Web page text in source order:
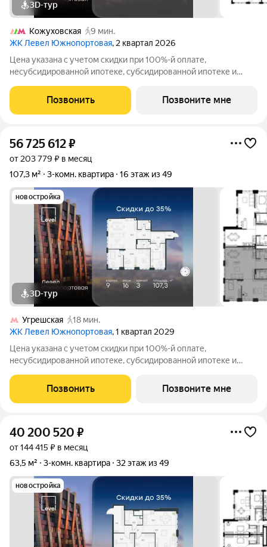
3D-тур
Кожуховская
9 мин.
ЖК Левел Южнопортовая, 2 квартал 2026
Цена указана с учетом скидки при 100%-й оплате,
несубсидированной ипотеке, субсидированной ипотеке и
личном кабинете до обращения за консультацией. В северной
части района Печатники
Позвонить Позвоните мне
56 725 612₽
от 203 779 ₽ в месяц
107,3 м²
3-комн. квартира 16 этаж из 49
новостройка
3D-тур
Угрешская
18 мин.
ЖК Левел Южнопортовая, 1 квартал 2029
Цена указана с учетом скидки при 100%-й оплате,
несубсидированной ипотеке, субсидированной ипотеке и
личном кабинете до обращения за консультацией. В северной
части района Печатники
Позвонить Позвоните мне
40 200 520 ₽
от 144 415 ₽ в месяц
63,5 м²
3-комн. квартира 32 этаж из 49
новостройка